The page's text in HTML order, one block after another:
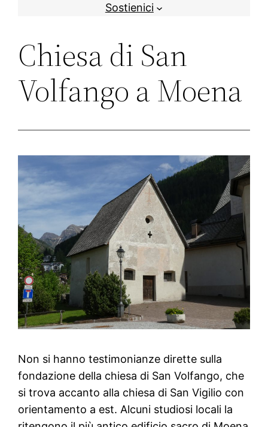
Sostienici
Chiesa di San
Volfango a Moena
Non si hanno testimonianze dirette sulla
fondazione della chiesa di San Volfango, che
si trova accanto alla chiesa di San Vigilio con
orientamento a est. Alcuni studiosi locali la